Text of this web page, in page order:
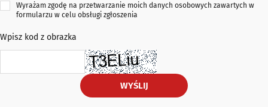
Wyrażam zgodę na przetwarzanie moich danych osobowych zawartych w
formularzu w celu obsługi zgłoszenia
Wpisz kod z obrazka
WYŚLIJ